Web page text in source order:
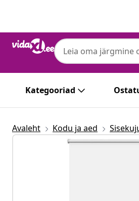
Kategooriad
Avaleht Kodu ja aed